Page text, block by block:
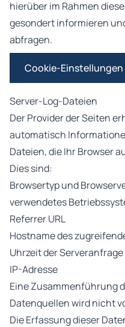
hierüber im Rahmen
gesondert informieren
abfragen.
Cookie-
Server-Log-Dateien
Der Provider der Seiten
automatisch
Dateien, die Ihr Browser
Dies sind:
Browsertyp und
verwendetes
Referrer URL
Hostname des
Uhrzeit der Serveranfrage
IP-Adresse
Eine Zusammenführung
Datenquellen wird nicht
Die Erfassung dieser